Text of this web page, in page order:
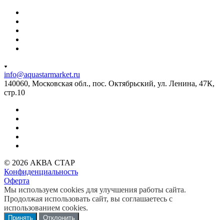
info@aquastarmarket.ru
140060, Московская обл., пос. Октябрьский, ул. Ленина, 47К,
стр.10
© 2026 АКВА СТАР
Конфиденциальность
Оферта
Мы используем cookies для улучшения работы сайта.
Продолжая использовать сайт, вы соглашаетесь с
использованием cookies.
Принять Отклонить